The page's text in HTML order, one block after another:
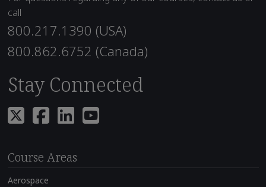
call
800.217.1390 (USA)
800.862.6752 (Canada)
Stay Connected
Course Areas
Aerospace